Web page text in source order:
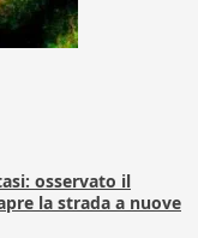
osservato il
la strada a nuove